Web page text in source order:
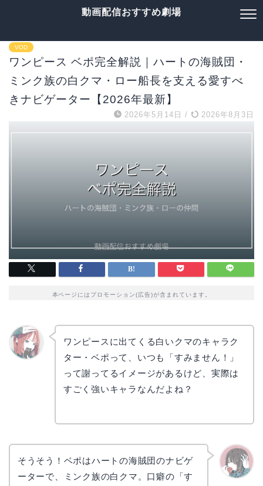
動画配信おすすめ劇場
VOD
ワンピース ベポ完全解説｜ハートの海賊団・
ミンク族の白クマ・ロー船長を支える愛すべ
きナビゲーター【2026年最新】
2026年5月14日 / 2026年8月3日
本ページにはプロモーション(広告)が含まれています。
ワンピースに出てくる白いクマのキャラク
ター・ベポって、いつも「すみません！」
って謝ってるイメージがあるけど、実際は
すごく強いキャラなんだよね？
そうそう！ベポはハートの海賊団のナビゲ
ーターで、ミンク族の白クマ。口癖の「す